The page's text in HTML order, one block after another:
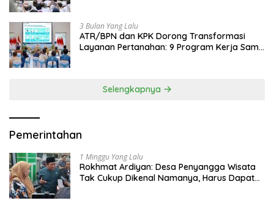
3 Bulan Yang Lalu
ATR/BPN dan KPK Dorong Transformasi
Layanan Pertanahan: 9 Program Kerja Sama
Selengkapnya
Pemerintahan
1 Minggu Yang Lalu
Rokhmat Ardiyan: Desa Penyangga Wisata
Tak Cukup Dikenal Namanya, Harus Dapat